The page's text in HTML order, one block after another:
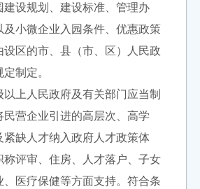
设规划、建设标准、管理办
及小微企业入园条件、优惠政策
设区的市、县（市、区）人民政
制定。
上人民政府及有关部门应当制
民营企业引进的高层次、高学
紧缺人才纳入政府人才政策体
称评审、住房、人才落户、子女
、医疗保健等方面支持。符合条